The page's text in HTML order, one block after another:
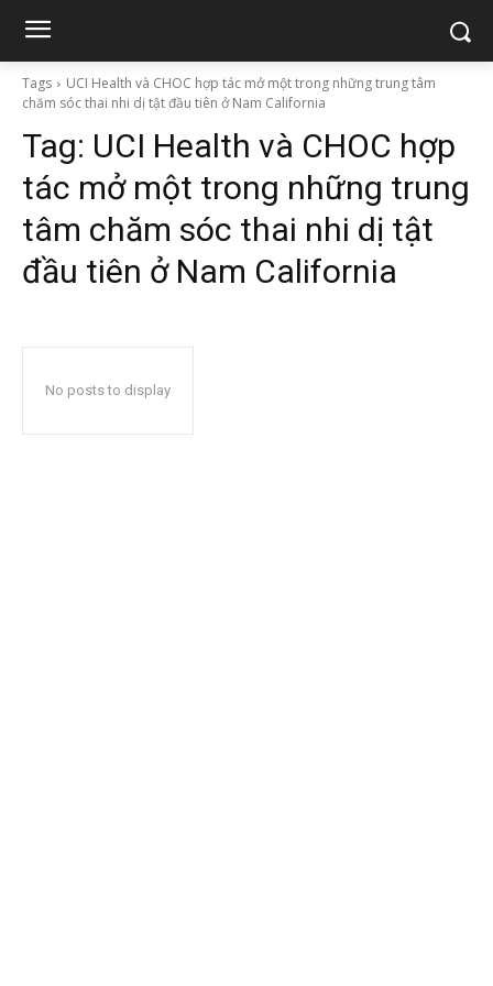
Tags
UCI Health và CHOC hợp tác mở một trong những trung tâm
chăm sóc thai nhi dị tật đầu tiên ở Nam California
Tag: UCI Health và CHOC hợp
tác mở một trong những trung
tâm chăm sóc thai nhi dị tật
đầu tiên ở Nam California
No posts to display